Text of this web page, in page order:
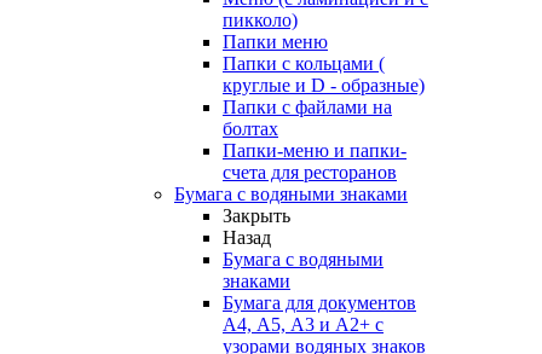
пикколо)
Папки меню
Папки с кольцами (
круглые и D - образные)
Папки с файлами на
болтах
Папки-меню и папки-
счета для ресторанов
Бумага с водяными знаками
Закрыть
Назад
Бумага с водяными
знаками
Бумага для документов
А4, А5, А3 и А2+ с
узорами водяных знаков